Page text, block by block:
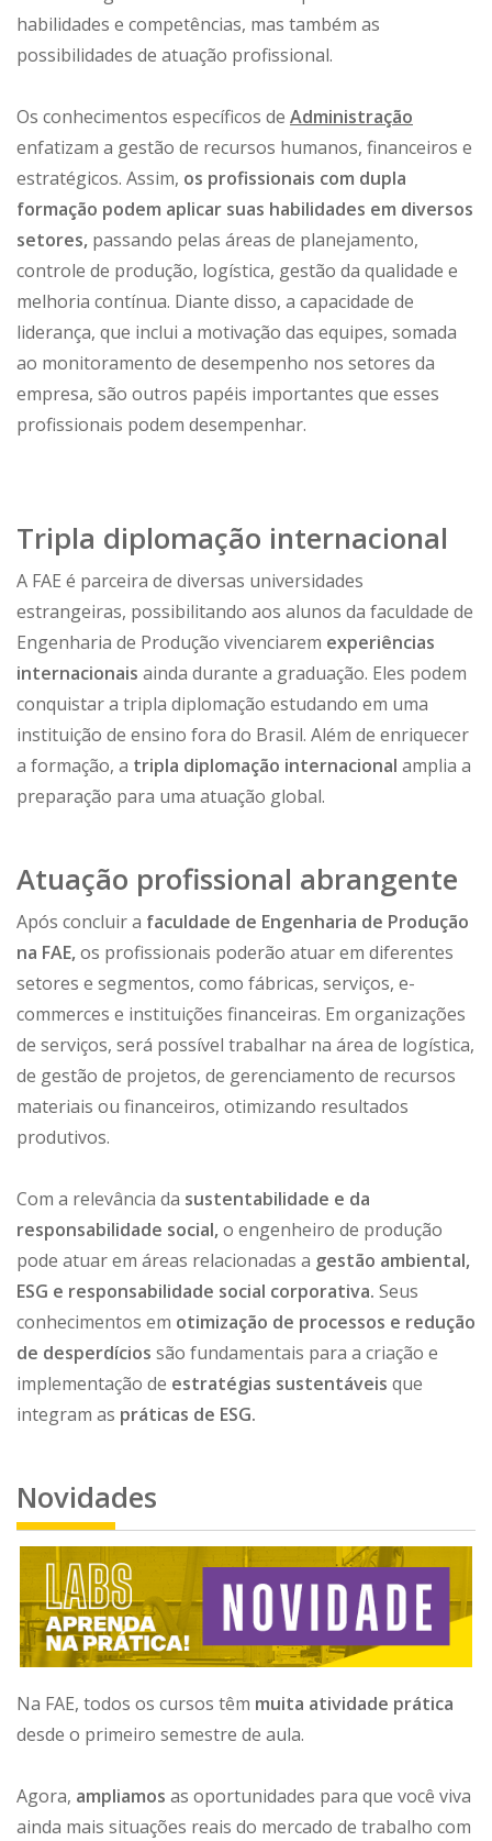
habilidades e competências, mas também as
possibilidades de atuação profissional.
Os conhecimentos específicos de Administração
enfatizam a gestão de recursos humanos, financeiros e
estratégicos. Assim, os profissionais com dupla
formação podem aplicar suas habilidades em diversos
setores, passando pelas áreas de planejamento,
controle de produção, logística, gestão da qualidade e
melhoria contínua. Diante disso, a capacidade de
liderança, que inclui a motivação das equipes, somada
ao monitoramento de desempenho nos setores da
empresa, são outros papéis importantes que esses
profissionais podem desempenhar.
Tripla diplomação internacional
A FAE é parceira de diversas universidades
estrangeiras, possibilitando aos alunos da faculdade de
Engenharia de Produção vivenciarem experiências
internacionais ainda durante a graduação. Eles podem
conquistar a tripla diplomação estudando em uma
instituição de ensino fora do Brasil. Além de enriquecer
a formação, a tripla diplomação internacional amplia a
preparação para uma atuação global.
Atuação profissional abrangente
Após concluir a faculdade de Engenharia de Produção
na FAE,os profissionais poderão atuar em diferentes
setores e segmentos, como fábricas, serviços, e-
commerces e instituições financeiras. Em organizações
de serviços, será possível trabalhar na área de logística,
de gestão de projetos, de gerenciamento de recursos
materiais ou financeiros, otimizando resultados
produtivos.
Com a relevância da sustentabilidade e da
responsabilidade social,o engenheiro de produção
pode atuar em áreas relacionadas a gestão ambiental,
ESG e responsabilidade social corporativa. Seus
conhecimentos em otimização de processos e redução
de desperdícios são fundamentais para a criação e
implementação de estratégias sustentáveis que
integram as práticas de ESG.
Novidades
Na FAE, todos os cursos têm muita atividade prática
desde o primeiro semestre de aula.
Agora, ampliamos as oportunidades para que você viva
ainda mais situações reais do mercado de trabalho com